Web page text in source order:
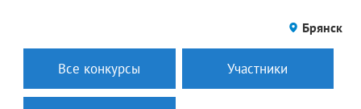
Брянск
Все конкурсы Участники